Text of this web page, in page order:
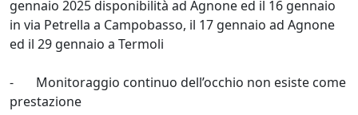
gennaio 2025 disponibilità ad Agnone ed il 16 gennaio
in via Petrella a Campobasso, il 17 gennaio ad Agnone
ed il 29 gennaio a Termoli
- Monitoraggio continuo dell’occhio non esiste come
prestazione